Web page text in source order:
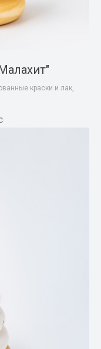
краски и лак,